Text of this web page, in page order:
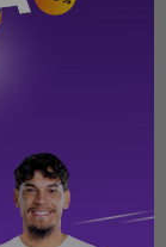
de tu cabeza.
por tu lado.
lista de
sonido